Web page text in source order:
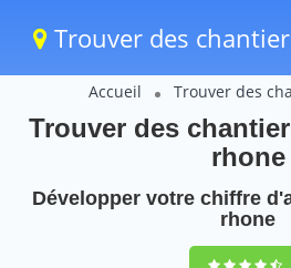
Trouver des
Accueil Trouver des
Trouver des
rhone
Développer votre chiffre
rhone